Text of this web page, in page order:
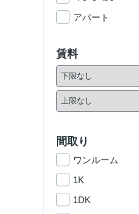
アパート
賃料
間取り
ワンルーム
1K
1DK